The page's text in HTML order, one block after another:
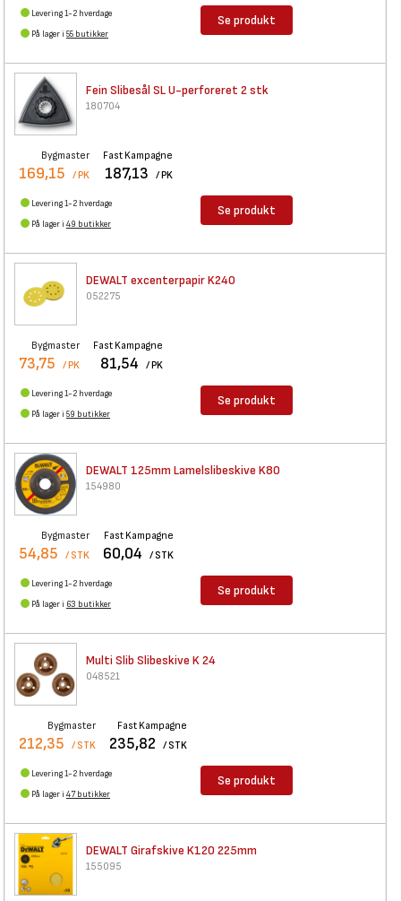
Levering 1-2 hverdage
På lager i 55 butikker
Se produkt
Fein Slibesål SL U-perforeret 2 stk
180704
Bygmaster
169,15 / PK
Fast Kampagne
187,13 / PK
Levering 1-2 hverdage
På lager i 49 butikker
Se produkt
DEWALT excenterpapir K240
052275
Bygmaster
73,75 / PK
Fast Kampagne
81,54 / PK
Levering 1-2 hverdage
På lager i 59 butikker
Se produkt
DEWALT 125mm Lamelslibeskive K80
154980
Bygmaster
54,85 / STK
Fast Kampagne
60,04 / STK
Levering 1-2 hverdage
På lager i 63 butikker
Se produkt
Multi Slib Slibeskive K 24
048521
Bygmaster
212,35 / STK
Fast Kampagne
235,82 / STK
Levering 1-2 hverdage
På lager i 47 butikker
Se produkt
DEWALT Girafskive K120 225mm
155095